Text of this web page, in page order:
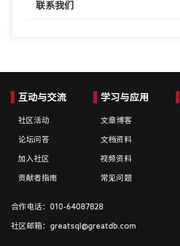
联系我们
互动与交流
社区活动
论坛问答
加入社区
贡献者指南
学习与应用
文章博客
文档资料
视频资料
常见问题
合作电话：010-64087828
社区邮箱：greatsql@greatdb.com